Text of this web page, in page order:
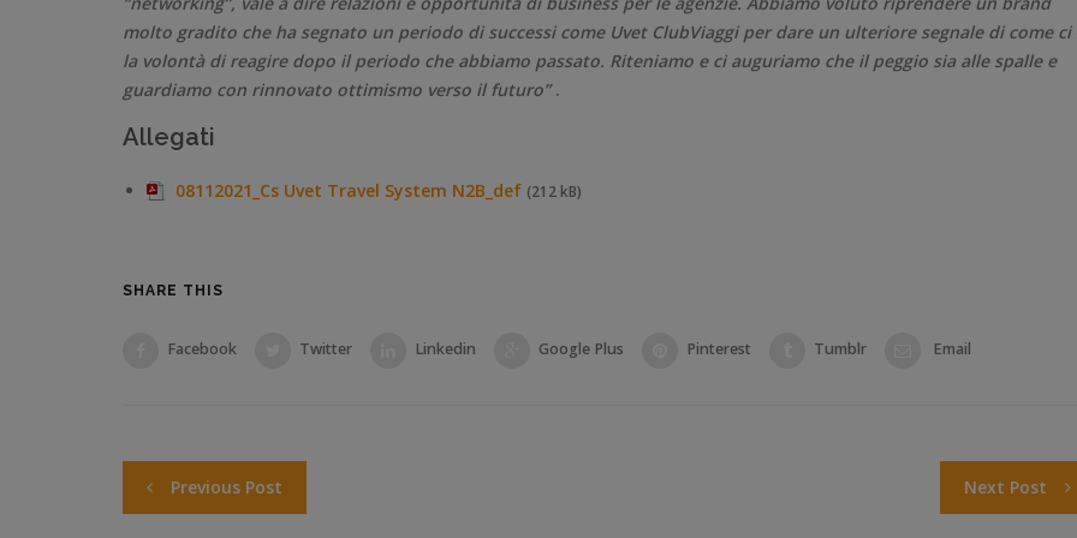
molto gradito che ha segnato un periodo di successi come Uvet ClubViaggi per dare un ulteriore segnale di come ci
la volontà di reagire dopo il periodo che abbiamo passato. Riteniamo e ci auguriamo che il peggio sia alle spalle e
guardiamo con rinnovato ottimismo verso il futuro”.
Allegati
08112021_Cs Uvet Travel System N2B_def (212 kB)
SHARE THIS
Facebook Twitter Linkedin Google Plus Pinterest Tumblr Email
Previous Post Next Post